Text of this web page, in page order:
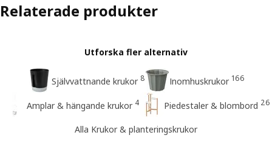
Relaterade produkter
Utforska fler alternativ
Självvattnande krukor 8 Inomhuskrukor 166
Amplar & hängande krukor 4 Piedestaler & blombord 26
Alla Krukor & planteringskrukor